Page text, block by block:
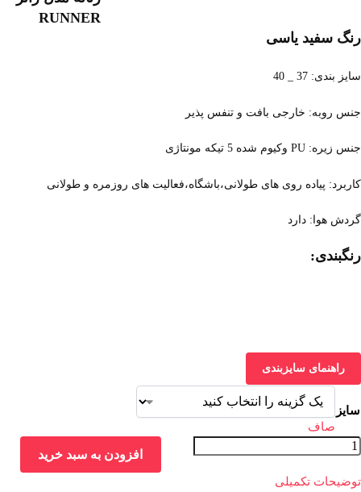
RUNNER
رنگ سفید یاسی
سایز بندی: 37 _ 40
جنس روبه: خارجی بافت و تنفس پذیر
جنس زیره: PU وکیوم شده 5 تیکه مونتاژی
کاربرد: پیاده روی های طولانی،باشگاه،فعالیت های روزمره و طولانی
گردش هوا: دارد
رنگبندی:
راهنمای سایزبندی
سایز
صاف
افزودن به سبد خرید
توضیحات تکمیلی